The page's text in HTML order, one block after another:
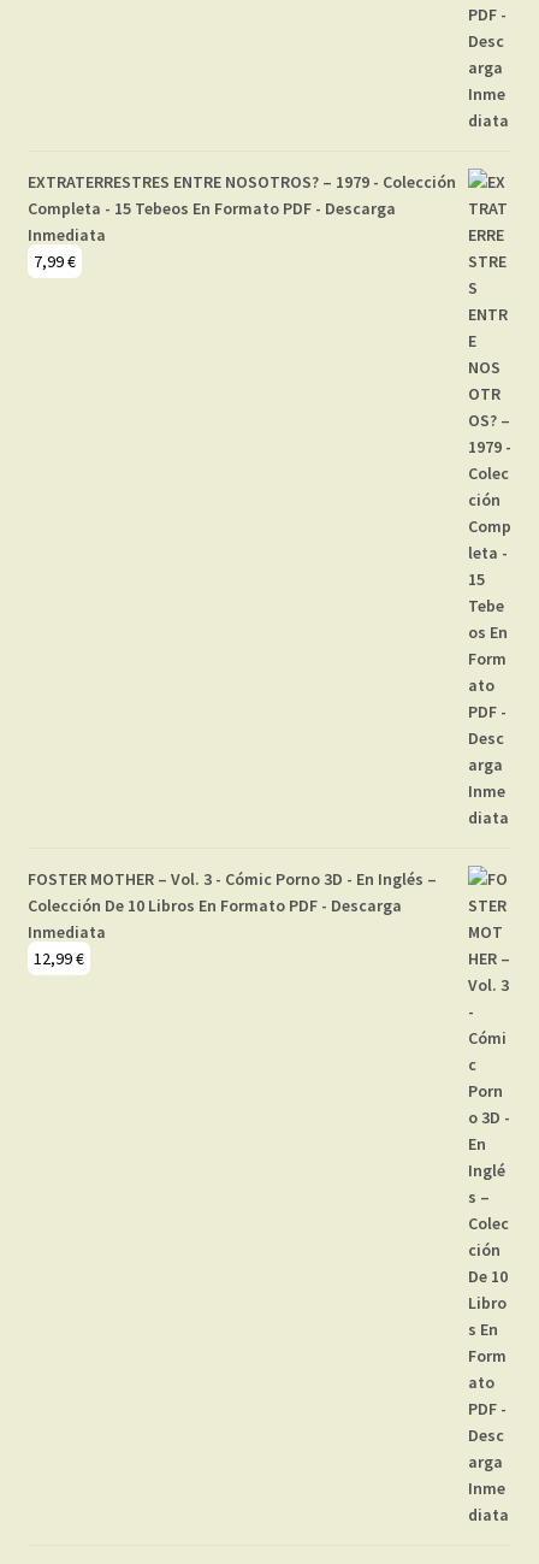
EXTRATERRESTRES ENTRE NOSOTROS? – 1979 - Colección
Completa - 15 Tebeos En Formato PDF - Descarga
Inmediata
7,99€
FOSTER MOTHER – Vol. 3 - Cómic Porno 3D - En Inglés –
Colección De 10 Libros En Formato PDF - Descarga
Inmediata
12,99€